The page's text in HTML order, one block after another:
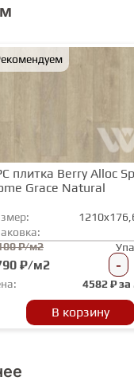
плитка Berry Alloc
Grace Natural
₽/м2
₽/м2 -
4582₽ за
В корзину